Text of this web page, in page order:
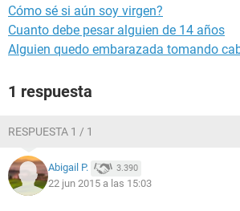
Cómo sé si aún soy virgen?
Cuanto debe pesar alguien de 14 años
Alguien quedo embarazada tomando
1 respuesta
RESPUESTA 1 / 1
Abigail P. 3.390
22 jun 2015 a las 15:03